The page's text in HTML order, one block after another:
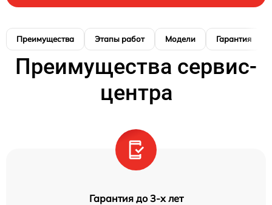
Преимущества Этапы работ Модели Гарантия
Преимущества сервис-
центра
Гарантия до 3-х лет